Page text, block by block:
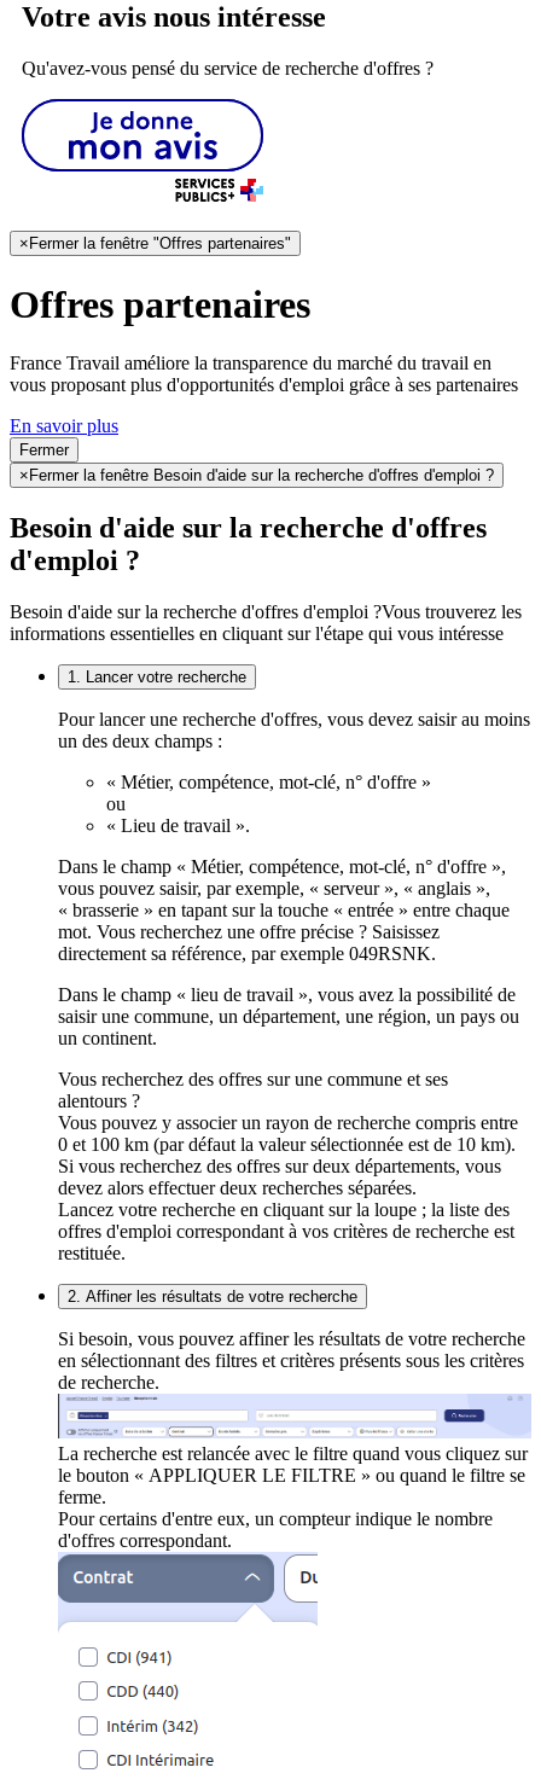
Votre avis nous intéresse
Qu'avez-vous pensé du service de recherche d'offres ?
× Fermer la fenêtre "Offres partenaires"
Offres partenaires
France Travail améliore la transparence du marché du travail en
vous proposant plus d'opportunités d'emploi grâce à ses partenaires
En savoir plus
Fermer
× Fermer la fenêtre Besoin d'aide sur la recherche d'offres d'emploi ?
Besoin d'aide sur la recherche d'offres
d'emploi ?
Besoin d'aide sur la recherche d'offres d'emploi ?Vous trouverez les
informations essentielles en cliquant sur l'étape qui vous intéresse
1. Lancer votre recherche
Pour lancer une recherche d'offres, vous devez saisir au moins
un des deux champs :
« Métier, compétence, mot-clé, n° d'offre »
ou
« Lieu de travail ».
Dans le champ « Métier, compétence, mot-clé, n° d'offre »,
vous pouvez saisir, par exemple, « serveur », « anglais »,
« brasserie » en tapant sur la touche « entrée » entre chaque
mot. Vous recherchez une offre précise ? Saisissez
directement sa référence, par exemple 049RSNK.
Dans le champ « lieu de travail », vous avez la possibilité de
saisir une commune, un département, une région, un pays ou
un continent.
Vous recherchez des offres sur une commune et ses
alentours ?
Vous pouvez y associer un rayon de recherche compris entre
0 et 100 km (par défaut la valeur sélectionnée est de 10 km).
Si vous recherchez des offres sur deux départements, vous
devez alors effectuer deux recherches séparées.
Lancez votre recherche en cliquant sur la loupe ; la liste des
offres d'emploi correspondant à vos critères de recherche est
restituée.
2. Affiner les résultats de votre recherche
Si besoin, vous pouvez affiner les résultats de votre recherche
en sélectionnant des filtres et critères présents sous les critères
de recherche.
La recherche est relancée avec le filtre quand vous cliquez sur
le bouton « APPLIQUER LE FILTRE » ou quand le filtre se
ferme.
Pour certains d'entre eux, un compteur indique le nombre
d'offres correspondant.